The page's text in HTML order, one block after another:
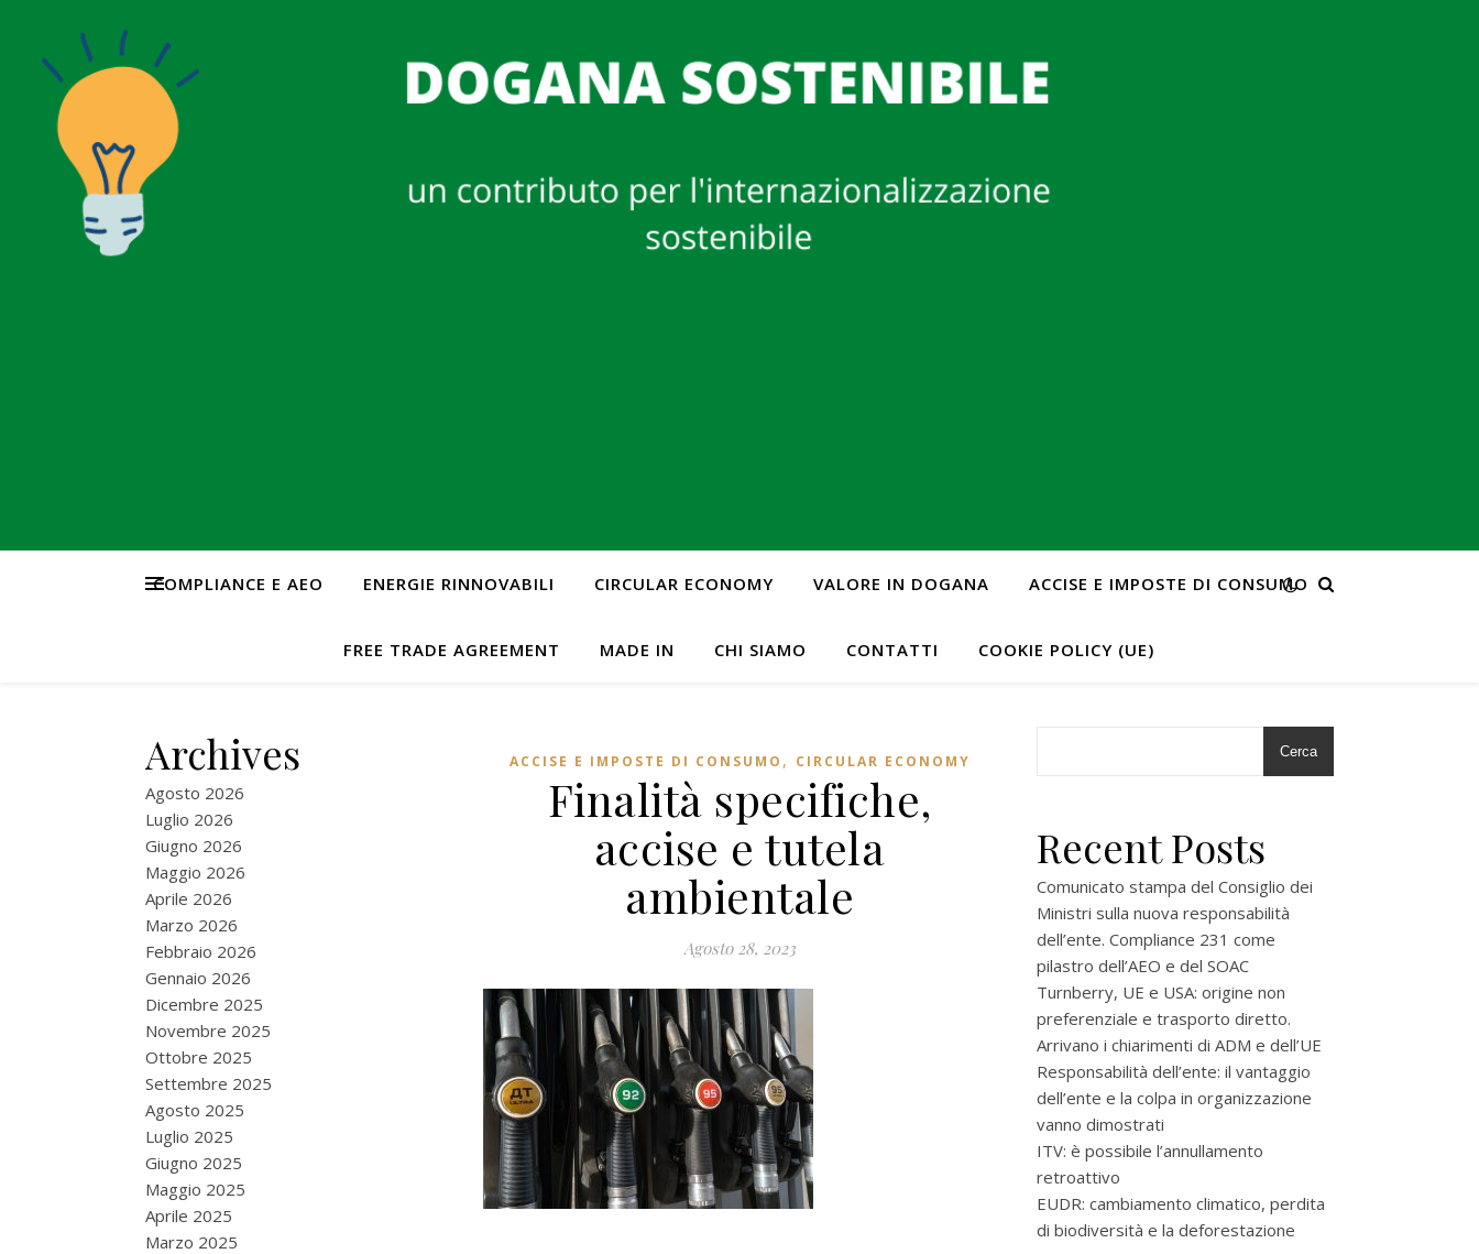
COMPLIANCE E AEO ENERGIE RINNOVABILI CIRCULAR ECONOMY VALORE IN DOGANA ACCISE E IMPOSTE DI CONSUMO
FREE TRADE AGREEMENT MADE IN CHI SIAMO CONTATTI COOKIE POLICY (UE)
Archives
Agosto 2026
Luglio 2026
Giugno 2026
Maggio 2026
Aprile 2026
Marzo 2026
Febbraio 2026
Gennaio 2026
Dicembre 2025
Novembre 2025
Ottobre 2025
Settembre 2025
Agosto 2025
Luglio 2025
Giugno 2025
Maggio 2025
Aprile 2025
Marzo 2025
ACCISE E IMPOSTE DI CONSUMO , CIRCULAR ECONOMY
Finalità specifiche,
accise e tutela
ambientale
Agosto 28, 2023
Cerca
Recent Posts
Comunicato stampa del Consiglio dei
Ministri sulla nuova responsabilità
dell’ente. Compliance 231 come
pilastro dell’AEO e del SOAC
Turnberry, UE e USA: origine non
preferenziale e trasporto diretto.
Arrivano i chiarimenti di ADM e dell’UE
Responsabilità dell’ente: il vantaggio
dell’ente e la colpa in organizzazione
vanno dimostrati
ITV: è possibile l’annullamento
retroattivo
EUDR: cambiamento climatico, perdita
di biodiversità e la deforestazione